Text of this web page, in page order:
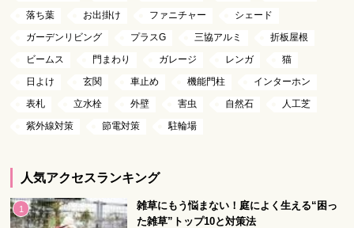
落ち葉
お出掛け ファニチャー
シェード
ガーデンリビング
プラスG 三協アルミ
折板屋根
ビームス
門まわり ガレージ レンガ
猫
日よけ
玄関 車止め 機能門柱
インターホン
表札
立水栓 外壁 害虫 自然石
人工芝
紫外線対策
節電対策 駐輪場
人気アクセスランキング
雑草にもう悩まない！庭によく生える“困っ
た雑草”トップ10と対策法